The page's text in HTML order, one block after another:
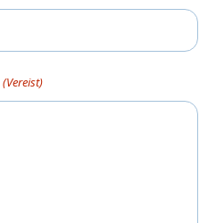
(Vereist)